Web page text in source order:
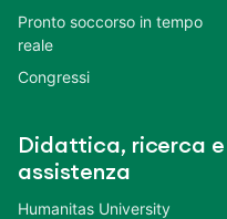
Pronto soccorso in tempo
reale
Congressi
Didattica, ricerca e
assistenza
Humanitas University